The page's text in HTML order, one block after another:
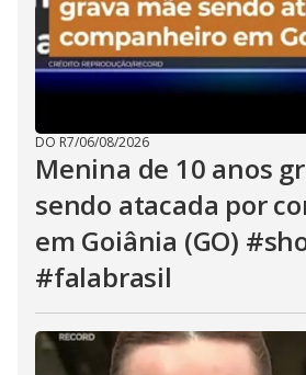
DO R7/06/08/2026
Menina de 10 anos
sendo atacada por
em Goiânia (GO)
#falabrasil